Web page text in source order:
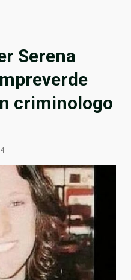
Serena
criminologo